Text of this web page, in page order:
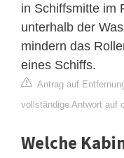
in Schiffsmitte im
unterhalb der
mindern das
eines Schiffs.
Antrag auf
vollständige Antwort auf
Welche